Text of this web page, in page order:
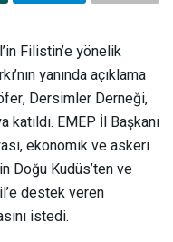
Filistin’e yönelik
yanında açıklama
Dersimler Derneği,
EMEP İl Başkanı
ekonomik ve askeri
Doğu Kudüs’ten ve
destek veren
istedi.